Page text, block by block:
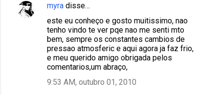
myra disse…
este eu conheço e gosto muitissimo, nao
tenho vindo te ver pqe nao me senti mto
bem, sempre os constantes cambios de
pressao atmosferic e aqui agora ja faz frio,
e meu querido amigo obrigada pelos
comentarios,um abraço,
9:53 AM, outubro 01, 2010